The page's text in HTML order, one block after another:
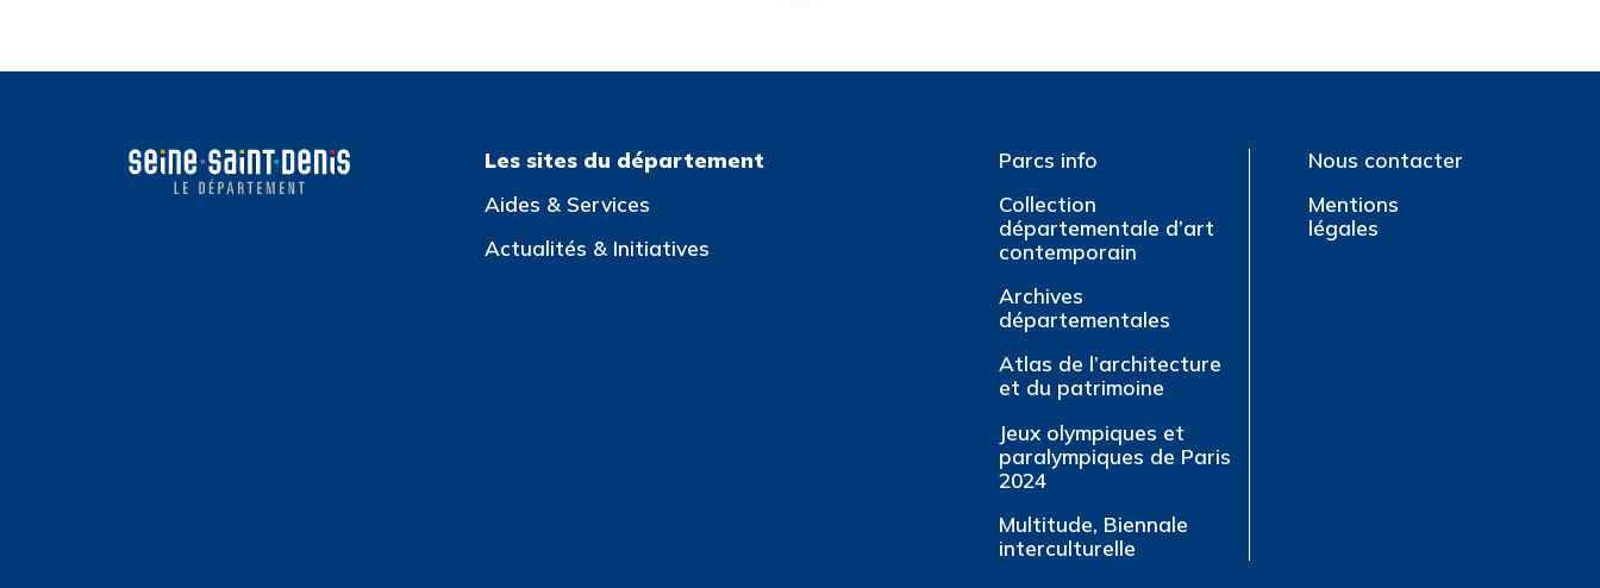
Les sites du département
Aides & Services
Actualités & Initiatives
Parcs info
Collection
départementale d’art
contemporain
Archives
départementales
Atlas de l’architecture
et du patrimoine
Jeux olympiques et
paralympiques de Paris
2024
Multitude, Biennale
interculturelle
Nous contacter
Mentions
légales